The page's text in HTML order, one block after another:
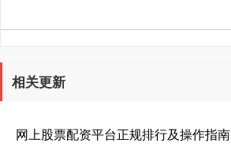
相关更新
网上股票配资平台正规排行及操作指南